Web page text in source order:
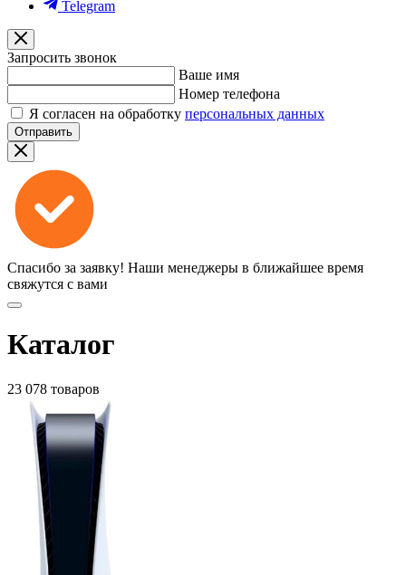
Telegram
Запросить звонок
Ваше имя
Номер телефона
Я согласен на обработку персональных данных
Отправить
Спасибо за заявку! Наши менеджеры в ближайшее время
свяжутся с вами
Каталог
23 078 товаров